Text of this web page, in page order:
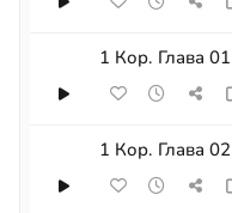
1 Кор. Глава 01
1 Кор. Глава 02